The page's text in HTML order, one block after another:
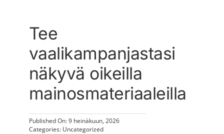
Tee
vaalikampanjastasi
näkyvä oikeilla
mainosmateriaaleilla
Published On: 9 heinäkuun, 2026
Categories: Uncategorized